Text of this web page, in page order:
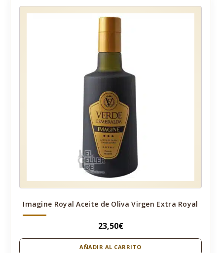
Imagine Royal Aceite de Oliva Virgen Extra Royal
23,50€
AÑADIR AL CARRITO